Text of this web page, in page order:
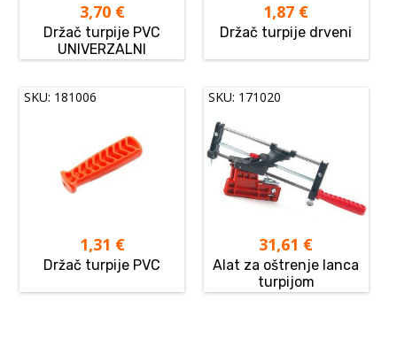
3,70 €
Držač turpije PVC
UNIVERZALNI
1,87 €
Držač turpije drveni
SKU: 181006
1,31 €
Držač turpije PVC
SKU: 171020
31,61 €
Alat za oštrenje lanca
turpijom